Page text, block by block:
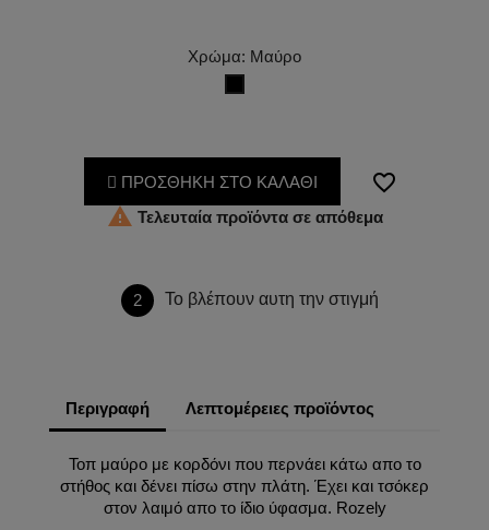
Χρώμα: Μαύρο
ΠΡΟΣΘΗΚΗ ΣΤΟ ΚΑΛΑΘΙ
favorite_border
 Τελευταία προϊόντα σε απόθεμα
2 Το βλέπουν αυτη την στιγμή
Περιγραφή Λεπτομέρειες προϊόντος
Τοπ μαύρο με κορδόνι που περνάει κάτω απο το
στήθος και δένει πίσω στην πλάτη. Έχει και τσόκερ
στον λαιμό απο το ίδιο ύφασμα. Rozely